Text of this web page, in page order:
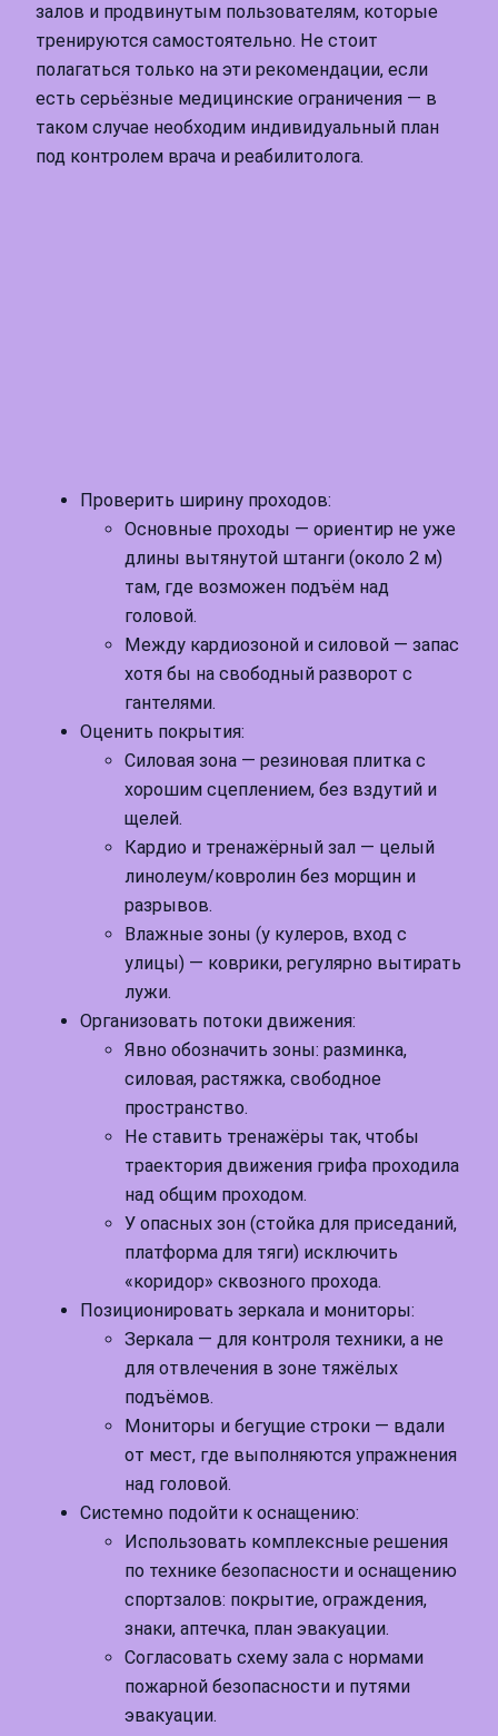
залов и продвинутым пользователям, которые
тренируются самостоятельно. Не стоит
полагаться только на эти рекомендации, если
есть серьёзные медицинские ограничения — в
таком случае необходим индивидуальный план
под контролем врача и реабилитолога.
Проверить ширину проходов:
Основные проходы — ориентир не уже
длины вытянутой штанги (около 2 м)
там, где возможен подъём над
головой.
Между кардиозоной и силовой — запас
хотя бы на свободный разворот с
гантелями.
Оценить покрытия:
Силовая зона — резиновая плитка с
хорошим сцеплением, без вздутий и
щелей.
Кардио и тренажёрный зал — целый
линолеум/ковролин без морщин и
разрывов.
Влажные зоны (у кулеров, вход с
улицы) — коврики, регулярно вытирать
лужи.
Организовать потоки движения:
Явно обозначить зоны: разминка,
силовая, растяжка, свободное
пространство.
Не ставить тренажёры так, чтобы
траектория движения грифа проходила
над общим проходом.
У опасных зон (стойка для приседаний,
платформа для тяги) исключить
«коридор» сквозного прохода.
Позиционировать зеркала и мониторы:
Зеркала — для контроля техники, а не
для отвлечения в зоне тяжёлых
подъёмов.
Мониторы и бегущие строки — вдали
от мест, где выполняются упражнения
над головой.
Системно подойти к оснащению:
Использовать комплексные решения
по технике безопасности и оснащению
спортзалов: покрытие, ограждения,
знаки, аптечка, план эвакуации.
Согласовать схему зала с нормами
пожарной безопасности и путями
эвакуации.